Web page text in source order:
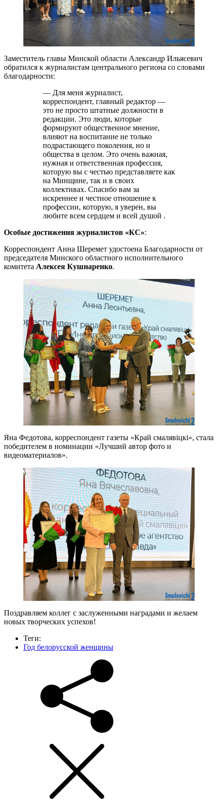
Заместитель главы Минской области Александр Ильясевич
обратился к журналистам центрального региона со словами
благодарности:
— Для меня журналист,
корреспондент, главный редактор —
это не просто штатные должности в
редакции. Это люди, которые
формируют общественное мнение,
влияют на воспитание не только
подрастающего поколения, но и
общества в целом. Это очень важная,
нужная и ответственная профессия,
которую вы с честью представляете как
на Минщине, так и в своих
коллективах. Спасибо вам за
искреннее и честное отношение к
профессии, которую, я уверен, вы
любите всем сердцем и всей душой .
Особые достижения журналистов «КС»:
Корреспондент Анна Шеремет удостоена Благодарности от
председателя Минского областного исполнительного
комитета Алексея Кушнаренко.
Яна Федотова, корреспондент газеты «Край смалявіцкі», стала
победителем в номинации «Лучший автор фото и
видеоматериалов».
Поздравляем коллег с заслуженными наградами и желаем
новых творческих успехов!
Теги:
Год белорусской женщины